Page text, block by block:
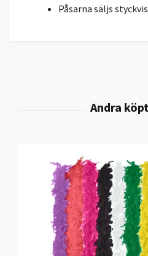
Påsarna säljs styckvis